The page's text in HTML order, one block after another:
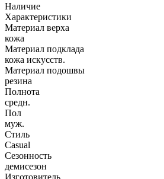
Наличие
Характеристики
Материал верха
кожа
Материал подклада
кожа искусств.
Материал подошвы
резина
Полнота
средн.
Пол
муж.
Стиль
Casual
Сезонность
демисезон
Изготовитель